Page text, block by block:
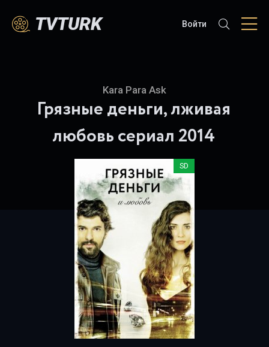
TVTURK Войти
Грязные деньги, лживая
любовьсериал 2014
SD
Kara Para Ask